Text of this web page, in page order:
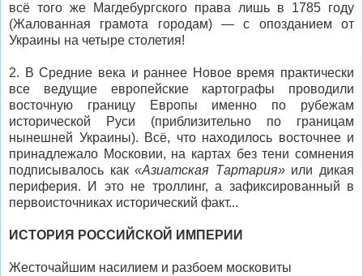
всё того же Магдебургского права лишь в 1785 году
(Жалованная грамота городам) — с опозданием от
Украины на четыре столетия!
2. В Средние века и раннее Новое время практически
все ведущие европейские картографы проводили
восточную границу Европы именно по рубежам
исторической Руси (приблизительно по границам
нынешней Украины). Всё, что находилось восточнее и
принадлежало Московии, на картах без тени сомнения
подписывалось как«Азиатская Тартария»или дикая
периферия. И это не троллинг, а зафиксированный в
первоисточниках исторический факт...
ИСТОРИЯ РОССИЙСКОЙ ИМПЕРИИ
Жесточайшим насилием и разбоем московиты